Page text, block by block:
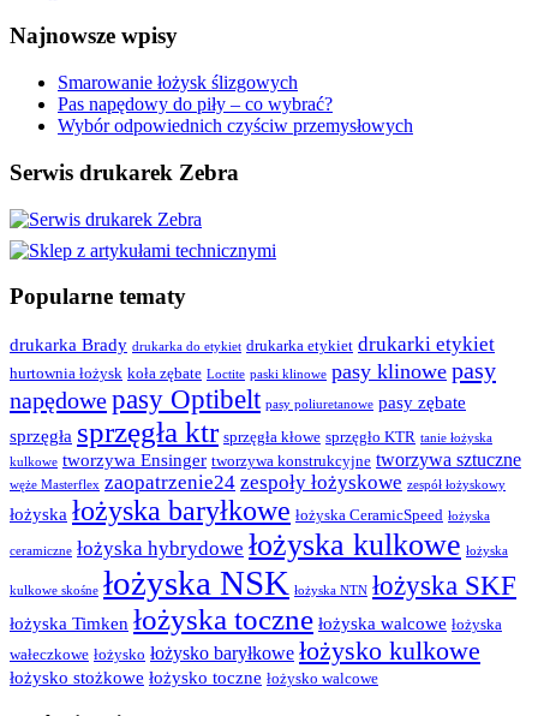
Najnowsze wpisy
Smarowanie łożysk ślizgowych
Pas napędowy do piły – co wybrać?
Wybór odpowiednich czyściw przemysłowych
Serwis drukarek Zebra
Popularne tematy
drukarka Brady drukarka do etykiet drukarka etykiet drukarki etykiet
hurtownia łożysk koła zębate Loctite paski klinowe pasy klinowe pasy
napędowepasy Optibelt pasy poliuretanowe pasy zębate
sprzęgła sprzęgła ktr sprzęgła kłowe sprzęgło KTR tanie łożyska
kulkowe tworzywa Ensinger tworzywa konstrukcyjne tworzywa sztuczne
węże Masterflex zaopatrzenie24 zespoły łożyskowe zespół łożyskowy
łożyska łożyska baryłkowe łożyska CeramicSpeed łożyska
ceramiczne łożyska hybrydowe łożyska kulkowe łożyska
kulkowe skośne łożyska NSK łożyska NTN łożyska SKF
łożyska Timken łożyska toczne łożyska walcowe łożyska
wałeczkowe łożysko łożysko baryłkowe łożysko kulkowe
łożysko stożkowe łożysko toczne łożysko walcowe